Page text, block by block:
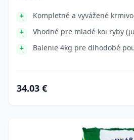
Kompletné a vyvážené
Vhodné pre mladé koi ryby
Balenie 4kg pre dlhodobé
34.03 €